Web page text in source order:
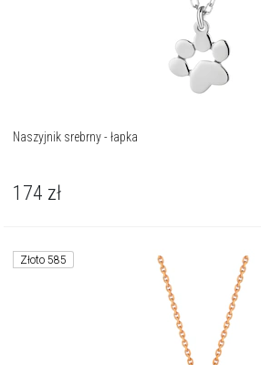
Naszyjnik srebrny - łapka
174 zł
Złoto 585